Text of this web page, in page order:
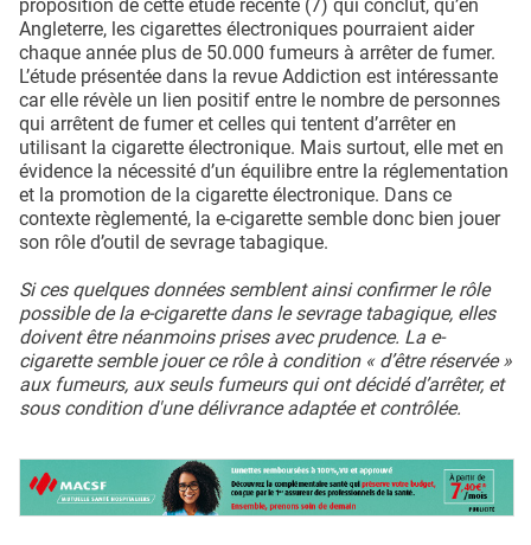
proposition de cette étude récente (7) qui conclut, qu’en
Angleterre, les cigarettes électroniques pourraient aider
chaque année plus de 50.000 fumeurs à arrêter de fumer.
L’étude présentée dans la revue Addiction est intéressante
car elle révèle un lien positif entre le nombre de personnes
qui arrêtent de fumer et celles qui tentent d’arrêter en
utilisant la cigarette électronique. Mais surtout, elle met en
évidence la nécessité d’un équilibre entre la réglementation
et la promotion de la cigarette électronique. Dans ce
contexte règlementé, la e-cigarette semble donc bien jouer
son rôle d’outil de sevrage tabagique.
Si ces quelques données semblent ainsi confirmer le rôle
possible de la e-cigarette dans le sevrage tabagique, elles
doivent être néanmoins prises avec prudence. La e-
cigarette semble jouer ce rôle à condition « d’être réservée »
aux fumeurs, aux seuls fumeurs qui ont décidé d’arrêter, et
sous condition d'une délivrance adaptée et contrôlée.